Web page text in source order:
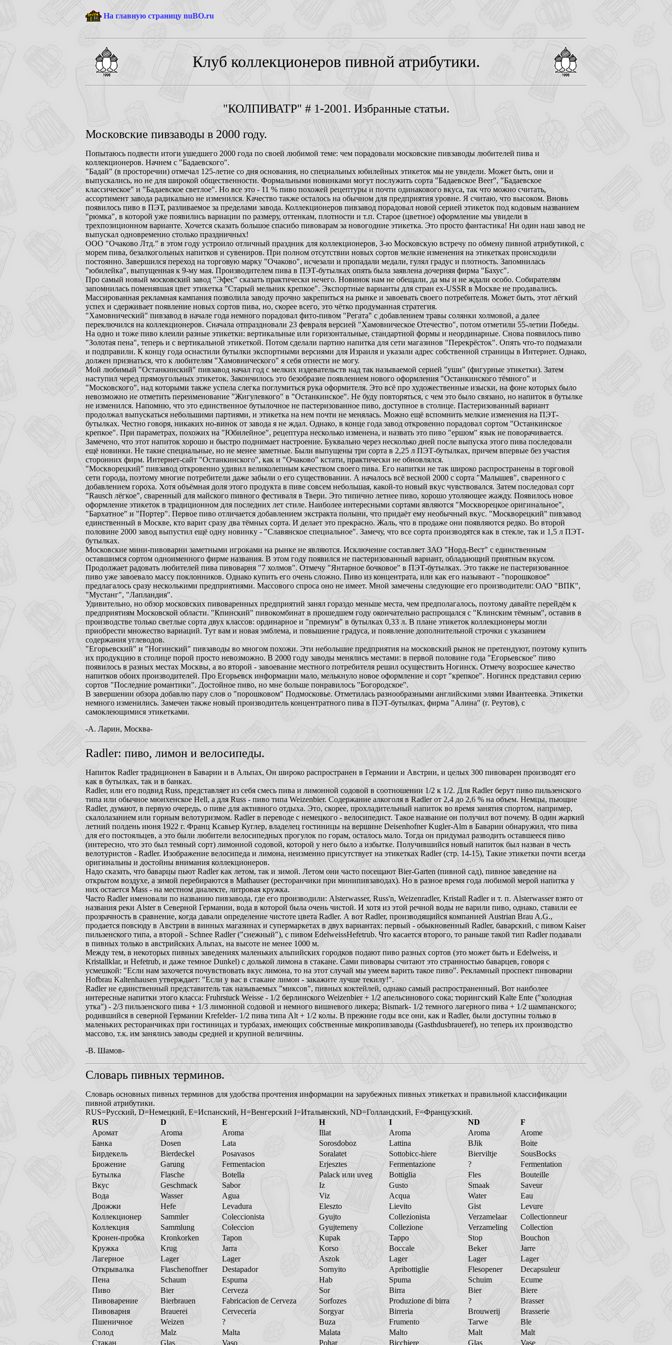
На главную страницу nuBO.ru
Клуб коллекционеров пивной атрибутики.
"КОЛПИВАТР" # 1-2001. Избранные статьи.
Московские пивзаводы в 2000 году.
Попытаюсь подвести итоги ушедшего 2000 года по своей любимой теме: чем порадовали московские пивзаводы любителей пива и
коллекционеров. Начнем с "Бадаевского".
"Бадай" (в просторечии) отмечал 125-летие со дня основания, но специальных юбилейных этикеток мы не увидели. Может быть, они и
выпускались, но не для широкой общественности. Формальными новинками могут послужить сорта "Бадаевское Вееr", "Бадаевское
классическое" и "Бадаевское светлое". Но все это - 11 % пиво похожей рецептуры и почти одинакового вкуса, так что можно считать,
ассортимент завода радикально не изменился. Качество также осталось на обычном для предприятия уровне. Я считаю, что высоком. Вновь
появилось пиво в ПЭТ, разливаемое за пределами завода. Коллекционеров пивзавод порадовал новой серией этикеток под кодовым названием
"рюмка", в которой уже появились вариации по размеру, оттенкам, плотности и т.п. Старое (цветное) оформление мы увидели в
трехпозиционном варианте. Хочется сказать большое спасибо пивоварам за новогодние этикетка. Это просто фантастика! Ни один наш завод не
выпускал одновременно столько праздничных!
ООО "Очаково Лтд." в этом году устроило отличный праздник для коллекционеров, 3-ю Московскую встречу по обмену пивной атрибутикой, с
морем пива, безалкогольных напитков и сувениров. При полном отсутствии новых сортов мелкие изменения на этикетках происходили
постоянно. Завершился переход на торговую марку "Очаково", исчезали и пропадали медали, гулял градус и плотность. Запомнилась
"юбилейка", выпущенная к 9-му мая. Производителем пива в ПЭТ-бутылках опять была заявлена дочерняя фирма "Бахус".
Про самый новый московский завод "Эфес" сказать практически нечего. Новинок нам не обещали, да мы и не ждали особо. Собирателям
запомнилась поменявшая цвет этикетка "Старый мельник крепкое". Экспортные варианты для стран ex-USSR в Москве не продавались.
Массированная рекламная кампания позволила заводу прочно закрепиться на рынке и завоевать своего потребителя. Может быть, этот лёгкий
успех и сдерживает появление новых сортов пива, но, скорее всего, это чётко продуманная стратегия.
"Хамовнический" пивзавод в начале года немного порадовал фито-пивом "Регата" с добавлением травы солянки холмовой, а далее
переключился на коллекционеров. Сначала отпраздновали 23 февраля версией "Хамовническое Отечество", потом отметили 55-летии Победы.
На одно и тоже пиво клеили разные этикетки: вертикальные или горизонтальные, стандартной формы и неординарные. Снова появилось пиво
"Золотая пена", теперь и с вертикальной этикеткой. Потом сделали партию напитка для сети магазинов "Перекрёсток". Опять что-то подмазали
и подправили. К концу года оснастили бутылки экспортными версиями для Израиля и указали адрес собственной страницы в Интернет. Однако,
должен признаться, что к любителям "Хамовнического" я себя отнести не могу.
Мой любимый "Останкинский" пивзавод начал год с мелких издевательств над так называемой серией "уши" (фигурные этикетки). Затем
наступил черед прямоугольных этикеток. Закончилось это безобразие появлением нового оформления "Останкинского тёмного" и
"Московского", над которыми также успела слегка поглумиться рука оформителя. Это всё про художественные изыски, на фоне которых было
невозможно не отметить переименование "Жигулевкого" в "Останкинское". Не буду повторяться, с чем это было связано, но напиток в бутылке
не изменился. Напомню, что это единственное бутылочное не пастеризованное пиво, доступное в столице. Пастеризованный вариант
продолжал выпускаться небольшими партиями, и этикетка на нем почти не менялась. Можно ещё вспомнить мелкие изменения на ПЭТ-
бутылках. Честно говоря, никаких но-винок от завода я не ждал. Однако, в конце года завод откровенно порадовал сортом "Останкинское
крепкое". При параметрах, похожих на "Юбилейное", рецептура несколько изменена, и назвать это пиво "ершом" язык не поворачивается.
Замечено, что этот напиток хорошо и быстро поднимает настроение. Буквально через несколько дней после выпуска этого пива последовали
ещё новинки. Не такие специальные, но не менее заметные. Были выпущены три сорта в 2,25 л ПЭТ-бутылках, причем впервые без участия
сторонних фирм. Интернет-сайт "Останкинского", как и "Очаково" кстати, практически не обновлялся.
"Москворецкий" пивзавод откровенно удивил великолепным качеством своего пива. Его напитки не так широко распространены в торговой
сети города, поэтому многие потребители даже забыли о его существовании. А началось всё весной 2000 с сорта "Малышев", сваренного с
добавлением гороха. Хотя объёмная доля этого продукта в пиве совсем небольшая, какой-то новый вкус чувствовался. Затем последовал сорт
"Rausch лёгкое", сваренный для майского пивного фестиваля в Твери. Это типично летнее пиво, хорошо утоляющее жажду. Появилось новое
оформление этикеток в традиционном для последних лет стиле. Наиболее интересными сортами являются "Москворецкое оригинальное",
"Бархатное" и "Портер". Первое пиво отличается добавлением экстракта полыни, что придаёт ему необычный вкус. "Москворецкий" пивзавод
единственный в Москве, кто варит сразу два тёмных сорта. И делает это прекрасно. Жаль, что в продаже они появляются редко. Во второй
половине 2000 завод выпустил ещё одну новинку - "Славянское специальное". Замечу, что все сорта производятся как в стекле, так и 1,5 л ПЭТ-
бутылках.
Московские мини-пивоварни заметными игроками на рынке не являются. Исключение составляет ЗАО "Норд-Вест" с единственным
оставшимся сортом одноименного фирме названия. В этом году появился не пастеризованный вариант, обладающий приятным вкусом.
Продолжает радовать любителей пива пивоварня "7 холмов". Отмечу "Янтарное бочковое" в ПЭТ-бутылках. Это также не пастеризованное
пиво уже завоевало массу поклонников. Однако купить его очень сложно. Пиво из концентрата, или как его называют - "порошковое"
предлагалось сразу несколькими предприятиями. Массового спроса оно не имеет. Мной замечены следующие его производители: ОАО "ВПК",
"Мустанг", "Лапландия".
Удивительно, но обзор московских пивоваренных предприятий занял гораздо меньше места, чем предполагалось, поэтому давайте перейдём к
предприятиям Московской области. "Кпинский" пивокомбинат в прошедшем году окончательно распрощался с "Клинским тёмным", оставив в
производстве только светлые сорта двух классов: ординарное и "премиум" в бутылках 0,33 л. В плане этикеток коллекционеры могли
приобрести множество вариаций. Тут вам и новая эмблема, и повышение градуса, и появление дополнительной строчки с указанием
содержания углеводов.
"Егорьевский" и "Ногинский" пивзаводы во многом похожи. Эти небольшие предприятия на московский рынок не претендуют, поэтому купить
их продукцию в столице порой просто невозможно. В 2000 году заводы менялись местами: в первой половине года "Егорьевское" пиво
появилось в разных местах Москвы, а во второй - завоевание местного потребителя решил осуществить Ногинск. Отмечу возросшее качество
напитков обоих производителей. Про Егорьевск информации мало, мелькнуло новое оформление и сорт "крепкое". Ногинск представил серию
сортов "Последние романтики". Достойное пиво, но мне больше понравилось "Богородское".
В завершении обзора добавлю пару слов о "порошковом" Подмосковье. Отметилась разнообразными английскими элями Ивантеевка. Этикетки
немного изменились. Замечен также новый производитель концентратного пива в ПЭТ-бутылках, фирма "Алина" (г. Реутов), с
самоклеющимися этикетками.
-А. Ларин, Москва-
Radler: пиво, лимон и велосипеды.
Напиток Radler традиционен в Баварии и в Альпах, Он широко распространен в Германии и Австрии, и целых 300 пивоварен производят его
как в бутылках, так и в банках.
Radler, или его подвид Russ, представляет из себя смесь пива и лимонной содовой в соотношении 1/2 к 1/2. Для Radler берут пиво пильзенского
типа или обычное мюнхенское Hell, а для Russ - пиво типа Weizenbier. Содержание алкоголя в Radler от 2,4 до 2,6 % на объем. Немцы, пьющие
Radler, думают, в первую очередь, о пиве для активного отдыха. Это, скорее, прохладительный напиток во время занятия спортом, например,
скалолазанием или горным велотуризмом. Radler в переводе с немецкого - велосипедист. Такое название он получил вот почему. В один жаркий
летний полдень июня 1922 г. Франц Ксавьер Куглер, владелец гостиницы на вершине Deisenhofner Kugler-Alm в Баварии обнаружил, что пива
для его постояльцев, а это были любители велосипедных прогулок по горам, осталось мало. Тогда он придумал разводить оставшееся пиво
(интересно, что это был темный сорт) лимонной содовой, которой у него было а избытке. Получившийся новый напиток был назван в честь
велотуристов - Radler. Изображение велосипеда и лимона, неизменно присутствует на этикетках Radler (стр. 14-15), Такие этикетки почти всегда
оригинальны и достойны внимания коллекционеров.
Надо сказать, что баварцы пьют Radler как летом, так и зимой. Летом они часто посещают Bier-Garten (пивной сад), пивное заведение на
открытом воздухе, а зимой перебираются в Mathauser (ресторанчики при минипивзаводах). Но в разное время года любимой мерой напитка у
них остается Mass - на местном диалекте, литровая кружка.
Часто Radler именовали по названию пивзавода, где его производили: Alsterwasser, Russ'n, Weizenradler, Kristall Radler и т. п. Alsterwasser взято от
названия реки Alster в Северной Германии, вода в которой была очень чистой. И хотя из этой речной воды не варили пиво, однако, ставили ее
прозрачность в сравнение, когда давали определение чистоте цвета Radler. А вот Radler, производящийся компанией Austrian Brau A.G.,
продается повсюду в Австрии в винных магазинах и супермаркетах в двух вариантах: первый - обыкновенный Radler, баварский, с пивом Kaiser
пильзенского типа, а второй - Schnee Radler ("снежный"), с пивом EdelweissHefetrub. Что касается второго, то раньше такой тип Radler подавали
в пивных только в австрийских Альпах, на высоте не менее 1000 м.
Между тем, в некоторых пивных заведениях маленьких альпийских городков подают пиво разных сортов (это может быть и Edelweiss, и
Kristallklar, и Hefetrub, и даже темное Dunkel) с долькой лимона в стакане. Сами пивовары считают это странностью баварцев, говоря с
усмешкой: "Если нам захочется почувствовать вкус лимона, то на этот случай мы умеем варить такое пиво". Рекламный проспект пивоварни
Hofbrau Kaltenhausen утверждает: "Если у вас в стакане лимон - закажите лучше текилу!".
Radler не единственный представитель так называемых "миксов", пивных коктейлей, однако самый распространенный. Вот наиболее
интересные напитки этого класса: Fruhrstuck Weisse - 1/2 берлинского Weizenbier + 1/2 апельсинового сока; тюрингский Kalte Ente ("холодная
утка") - 2/3 пильзенского пива + 1/3 лимонной содовой и немного вишневого ликера; Bismark- 1/2 темного лагерного пива + 1/2 шампанского;
родившийся в северной Германии Krefelder- 1/2 пива типа Alt + 1/2 колы. В прежние годы все они, как и Radler, были доступны только в
маленьких ресторанчиках при гостиницах и турбазах, имеющих собственные микропивзаводы (Gasthdusbraueref), но теперь их производство
массово, т.к. им занялись заводы средней и крупной величины.
-В. Шамов-
Словарь пивных терминов.
Словарь основных пивных терминов для удобства прочтения информации на зарубежных пивных этикетках и правильной классификации
пивной атрибутики.
RUS=Русский, D=Немецкий, Е=Испанский, Н=Венгерский I=Итальянский, ND=Голландский, F=Французский.
RUS
D E H I ND
F
Аромат
Aroma Aroma Illat Aroma Aroma
Arome
Банка
Dosen Lata Sorosdoboz Lattina BJik
Boite
Бирдекель
Bierdeckel Posavasos Soralatet Sottobicc-hiere Bierviltje
SousBocks
Брожение
Garung Fermentacion Erjesztes Fermentazione ?
Fermentation
Бутылка
Flasche Botella Palack или uveg Bottiglia Fles
Bouteille
Вкус
Geschmack Sabor Iz Gusto Smaak
Saveur
Вода
Wasser Agua Viz Acqua Water
Eau
Дрожжи
Hefe Levadura Eleszto Lievito Gist
Levure
Коллекционер
Sammler Coleccionista Gyujto Collezionista Verzamelaar
Collectionneur
Коллекция
Sammlung Coleccion Gyujtemeny Collezione Verzameling
Collection
Кронен-пробка
Kronkorken Tapon Kupak Tappo Stop
Bouchon
Кружка
Krug Jarra Korso Boccale Beker
Jarre
Лагерное
Lager Lager Aszok Lager Lager
Lager
Открывалка
Flaschenoffner Destapador Sornyito Apribottiglie Flesopener
Decapsuleur
Пена
Schaum Espuma Hab Spuma Schuim
Ecume
Пиво
Bier Cerveza Sor Birra Bier
Biere
Пивоварение
Bierbrauen Fabricacion de Cerveza Sorfozes Produzione di birra ?
Brasser
Пивоварня
Brauerei Cerveceria Sorgyar Birreria Brouwerij
Brasserie
Пшеничное
Weizen ? Buza Frumento Tarwe
Ble
Солод
Malz Malta Malata Malto Malt
Malt
Стакан
Glas Vaso Pohar Bicchiere Glas Vase